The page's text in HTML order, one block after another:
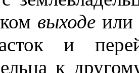
выходеили
и
к